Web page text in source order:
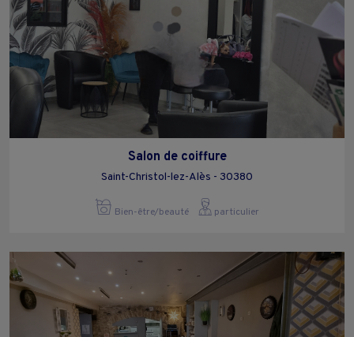
Salon de coiffure
Saint-Christol-lez-Alès - 30380
Bien-être/beauté particulier